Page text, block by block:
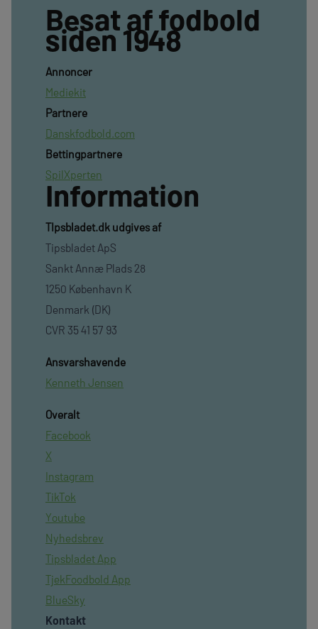
Besat af fodbold
siden 1948
Annoncer
Mediekit
Partnere
Danskfodbold.com
Bettingpartnere
SpilXperten
Information
TIpsbladet.dk udgives af
Tipsbladet ApS
Sankt Annæ Plads 28
1250 København K
Denmark (DK)
CVR 35 41 57 93
Ansvarshavende
Kenneth Jensen
Overalt
Facebook
X
Instagram
TikTok
Youtube
Nyhedsbrev
Tipsbladet App
TjekFoodbold App
BlueSky
Kontakt